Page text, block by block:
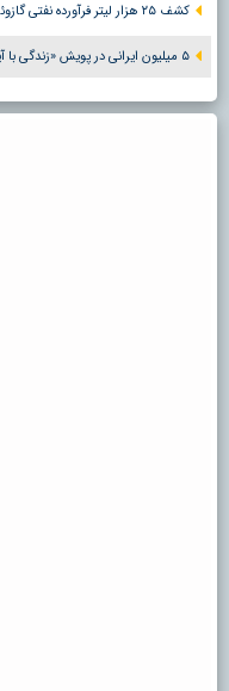
کشف ۲۵ هزار لیتر فرآورده نفتی گازوئیل غیر مجاز در اشتهارد
۵ میلیون ایرانی در پویش «زندگی با آیه‌ها» شرکت کردند